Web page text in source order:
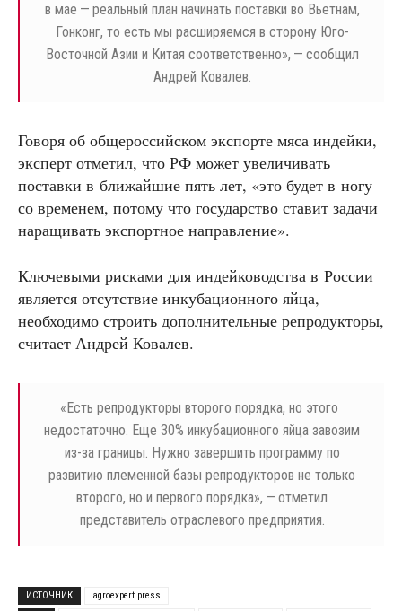
в мае — реальный план начинать поставки во Вьетнам,
Гонконг, то есть мы расширяемся в сторону Юго-
Восточной Азии и Китая соответственно», — сообщил
Андрей Ковалев.
Говоря об общероссийском экспорте мяса индейки,
эксперт отметил, что РФ может увеличивать
поставки в ближайшие пять лет, «это будет в ногу
со временем, потому что государство ставит задачи
наращивать экспортное направление».
Ключевыми рисками для индейководства в России
является отсутствие инкубационного яйца,
необходимо строить дополнительные репродукторы,
считает Андрей Ковалев.
« Есть репродукторы второго порядка, но этого
недостаточно. Еще 30% инкубационного яйца завозим
из-за границы. Нужно завершить программу по
развитию племенной базы репродукторов не только
второго, но и первого порядка», — отметил
представитель отраслевого предприятия.
ИСТОЧНИК
agroexpert.press